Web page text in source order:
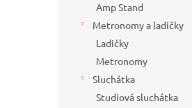
Amp Stand
Metronomy a ladičky
Ladičky
Metronomy
Sluchátka
Studiová sluchátka